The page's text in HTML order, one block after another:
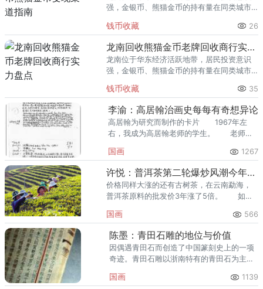
强，金银币、熊猫金币的持有量在同类城市
熊猫金币的需求就明显升温，但鱼龙混杂的
回收渠道里，能精准识别版别溢
钱币收藏 26
龙南回收熊猫金币老牌回收商行实力盘点
龙南位于华东经济活跃地带，居民投资意识
强，金银币、熊猫金币的持有量在同类城市
熊猫金币的需求就明显升温，但鱼龙混杂的
回收渠道里，能精准识别版别溢
钱币收藏 35
李渝：高居翰治画史每每有奇想异论
高居翰为研究而制作的卡片 1967年左
右，我成为高居翰老师的学生。 老师教
全不一样。
国画 1267
许悦：普洱茶第二轮爆炒风潮今年将现拐点
价格同样大涨的还有古树茶，在云南勐海，
普洱茶原料的批发价3年涨了5倍。 如今
品质、需求之类常规要素，而是进场资金量
和庄家操作。
国画 566
陈墨：青田石雕的地位与价值
因偶遇青田石而创造了中国篆刻史上的一项
奇迹。青田石雕以浙南特有的青田石为主要
气。
国画 1139